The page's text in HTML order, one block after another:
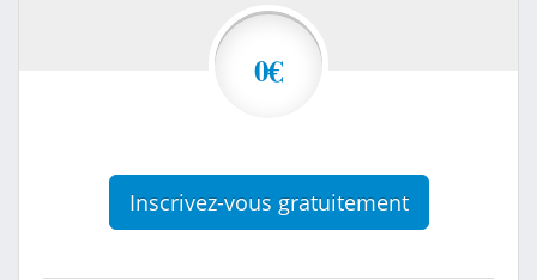
0€
Inscrivez-vous gratuitement